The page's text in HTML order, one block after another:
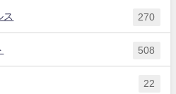
ス 270
508
22